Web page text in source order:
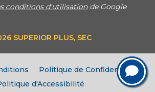
conditions d'utilisationde Google
SUPERIOR PLUS, SEC
Politique de Confidentialité
d'Accessibilité